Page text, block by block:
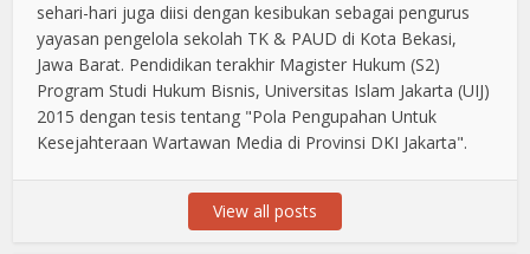
sehari-hari juga diisi dengan kesibukan sebagai pengurus
yayasan pengelola sekolah TK & PAUD di Kota Bekasi,
Jawa Barat. Pendidikan terakhir Magister Hukum (S2)
Program Studi Hukum Bisnis, Universitas Islam Jakarta (UIJ)
2015 dengan tesis tentang "Pola Pengupahan Untuk
Kesejahteraan Wartawan Media di Provinsi DKI Jakarta".
View all posts